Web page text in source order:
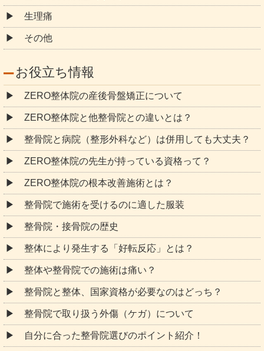
生理痛
その他
お役立ち情報
ZERO整体院の産後骨盤矯正について
ZERO整体院と他整骨院との違いとは？
整骨院と病院（整形外科など）は併用しても大丈夫？
ZERO整体院の先生が持っている資格って？
ZERO整体院の根本改善施術とは？
整骨院で施術を受けるのに適した服装
整骨院・接骨院の歴史
整体により発生する「好転反応」とは？
整体や整骨院での施術は痛い？
整骨院と整体、国家資格が必要なのはどっち？
整骨院で取り扱う外傷（ケガ）について
自分に合った整骨院選びのポイント紹介！